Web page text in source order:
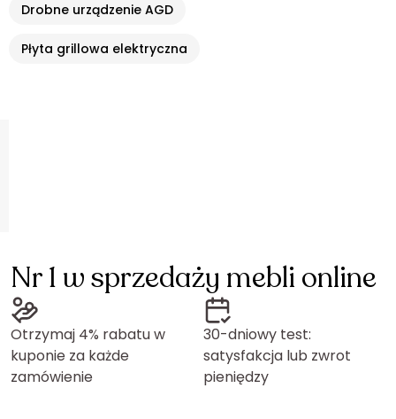
Drobne urządzenie AGD
Płyta grillowa elektryczna
Nr 1 w sprzedaży mebli online
Otrzymaj 4% rabatu w
kuponie za każde
zamówienie
30-dniowy test:
satysfakcja lub zwrot
pieniędzy